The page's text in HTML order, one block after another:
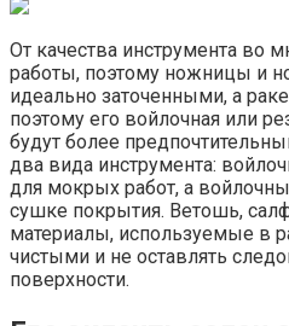
От качества инструмента во
работы, поэтому ножницы и
идеально заточенными, а
поэтому его войлочная или
будут более
два вида инструмента:
для мокрых работ, а
сушке покрытия. Ветошь,
материалы, используемые в
чистыми и не оставлять
поверхности.